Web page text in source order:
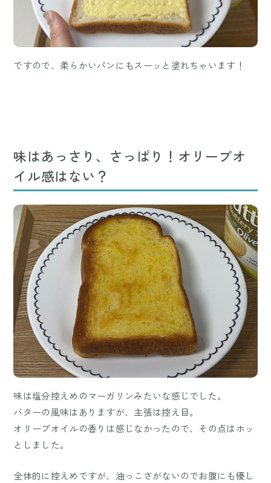
ですので、柔らかいパンにもスーッと塗れちゃいます！
味はあっさり、さっぱり！オリーブオ
イル感はない？
味は塩分控えめのマーガリンみたいな感じでした。
バターの風味はありますが、主張は控え目。
オリーブオイルの香りは感じなかったので、その点はホッ
としました。
全体的に控えめですが、油っこさがないのでお腹にも優し